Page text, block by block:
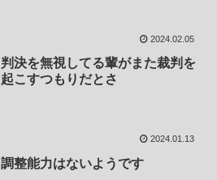
2024.02.05
判決を無視してる輩がまた裁判を
起こすつもりだとさ
2024.01.13
調整能力はないようです